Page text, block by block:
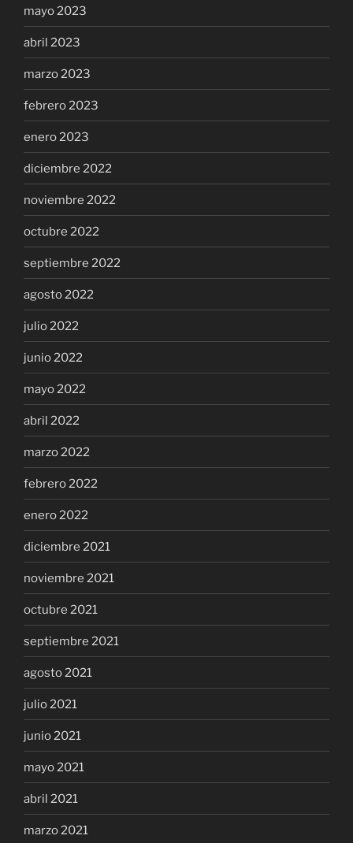
mayo 2023
abril 2023
marzo 2023
febrero 2023
enero 2023
diciembre 2022
noviembre 2022
octubre 2022
septiembre 2022
agosto 2022
julio 2022
junio 2022
mayo 2022
abril 2022
marzo 2022
febrero 2022
enero 2022
diciembre 2021
noviembre 2021
octubre 2021
septiembre 2021
agosto 2021
julio 2021
junio 2021
mayo 2021
abril 2021
marzo 2021